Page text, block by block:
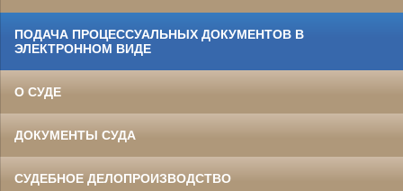
ПОДАЧА ПРОЦЕССУАЛЬНЫХ ДОКУМЕНТОВ В
ЭЛЕКТРОННОМ ВИДЕ
О СУДЕ
ДОКУМЕНТЫ СУДА
СУДЕБНОЕ ДЕЛОПРОИЗВОДСТВО